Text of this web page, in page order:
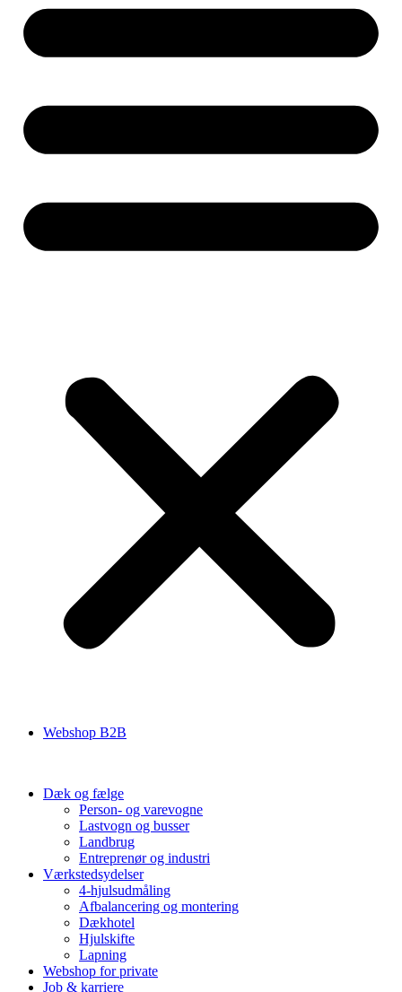
Webshop B2B
Dæk og fælge
Person- og varevogne
Lastvogn og busser
Landbrug
Entreprenør og industri
Værkstedsydelser
4-hjulsudmåling
Afbalancering og montering
Dækhotel
Hjulskifte
Lapning
Webshop for private
Job & karriere